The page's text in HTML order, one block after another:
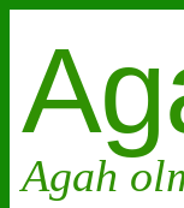
Agah